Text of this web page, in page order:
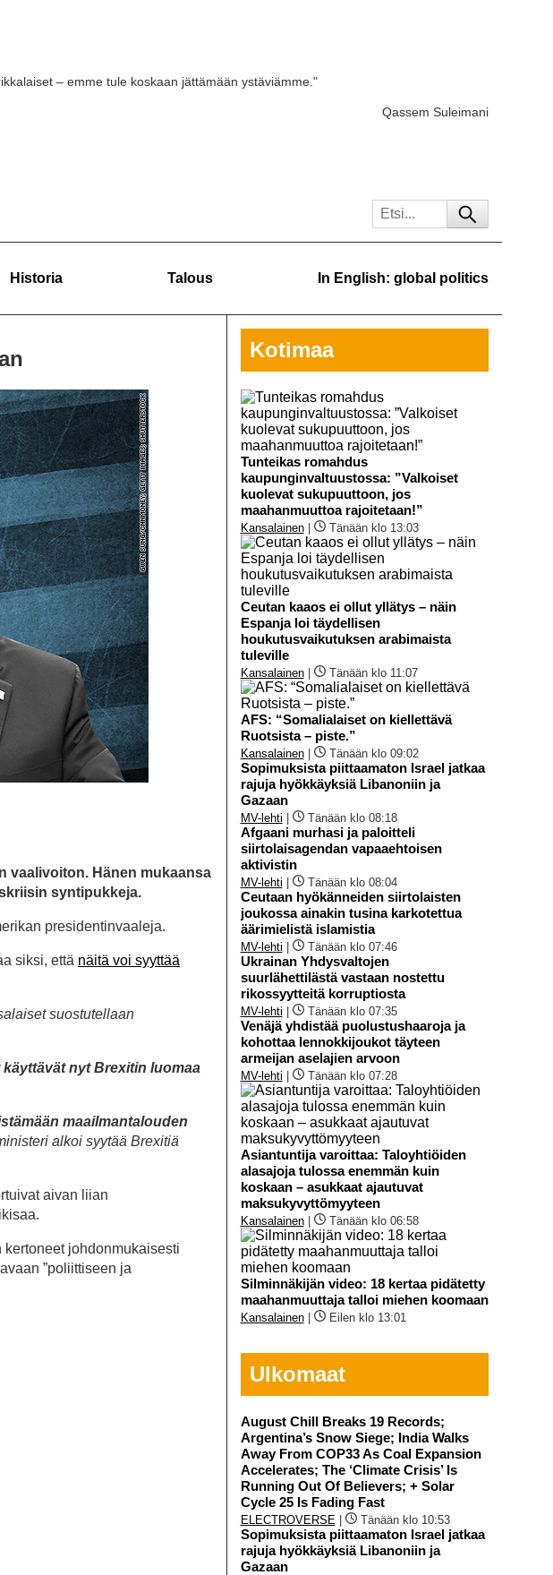
– emme tule koskaan jättämään ystäviämme."
Qassem Suleimani
Historia Talous In English: global politics
vaalivoiton. Hänen mukaansa
syntipukkeja.
presidentinvaaleja.
siksi, että näitä voi syyttää
suostutellaan
nyt Brexitin luomaa
maailmantalouden
alkoi syytää Brexitiä
aivan liian
johdonmukaisesti
”poliittiseen ja
Kotimaa
Tunteikas romahdus
kaupunginvaltuustossa: ”Valkoiset
kuolevat sukupuuttoon, jos
maahanmuuttoa rajoitetaan!”
Kansalainen| Tänään klo 13:03
Ceutan kaaos ei ollut yllätys – näin
Espanja loi täydellisen
houkutusvaikutuksen arabimaista
tuleville
Kansalainen| Tänään klo 11:07
AFS: “Somalialaiset on kiellettävä
Ruotsista – piste.”
Kansalainen| Tänään klo 09:02
Sopimuksista piittaamaton Israel jatkaa
rajuja hyökkäyksiä Libanoniin ja
Gazaan
MV-lehti Tänään klo 08:18
Afgaani murhasi ja paloitteli
siirtolaisagendan vapaaehtoisen
aktivistin
MV-lehti Tänään klo 08:04
Ceutaan hyökänneiden siirtolaisten
joukossa ainakin tusina karkotettua
äärimielistä islamistia
MV-lehti Tänään klo 07:46
Ukrainan Yhdysvaltojen
suurlähettilästä vastaan nostettu
rikossyytteitä korruptiosta
MV-lehti Tänään klo 07:35
Venäjä yhdistää puolustushaaroja ja
kohottaa lennokkijoukot täyteen
armeijan aselajien arvoon
MV-lehti Tänään klo 07:28
Asiantuntija varoittaa: Taloyhtiöiden
alasajoja tulossa enemmän kuin
koskaan – asukkaat ajautuvat
maksukyvyttömyyteen
Kansalainen| Tänään klo 06:58
Silminnäkijän video: 18 kertaa pidätetty
maahanmuuttaja talloi miehen koomaan
Kansalainen| Eilen klo 13:01
Ulkomaat
August Chill Breaks 19 Records;
Argentina’s Snow Siege; India Walks
Away From COP33 As Coal Expansion
Accelerates; The ‘Climate Crisis’ Is
Running Out Of Believers; + Solar
Cycle 25 Is Fading Fast
ELECTROVERSE Tänään klo 10:53
Sopimuksista piittaamaton Israel jatkaa
rajuja hyökkäyksiä Libanoniin ja
Gazaan